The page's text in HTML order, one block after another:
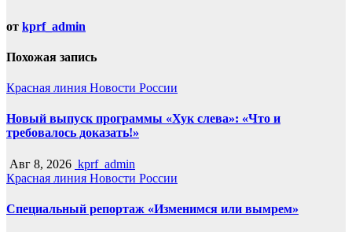
от kprf_admin
Похожая запись
Красная линия Новости России
Новый выпуск программы «Хук слева»: «Что и
требовалось доказать!»
Авг 8, 2026 kprf_admin
Красная линия Новости России
Специальный репортаж «Изменимся или вымрем»